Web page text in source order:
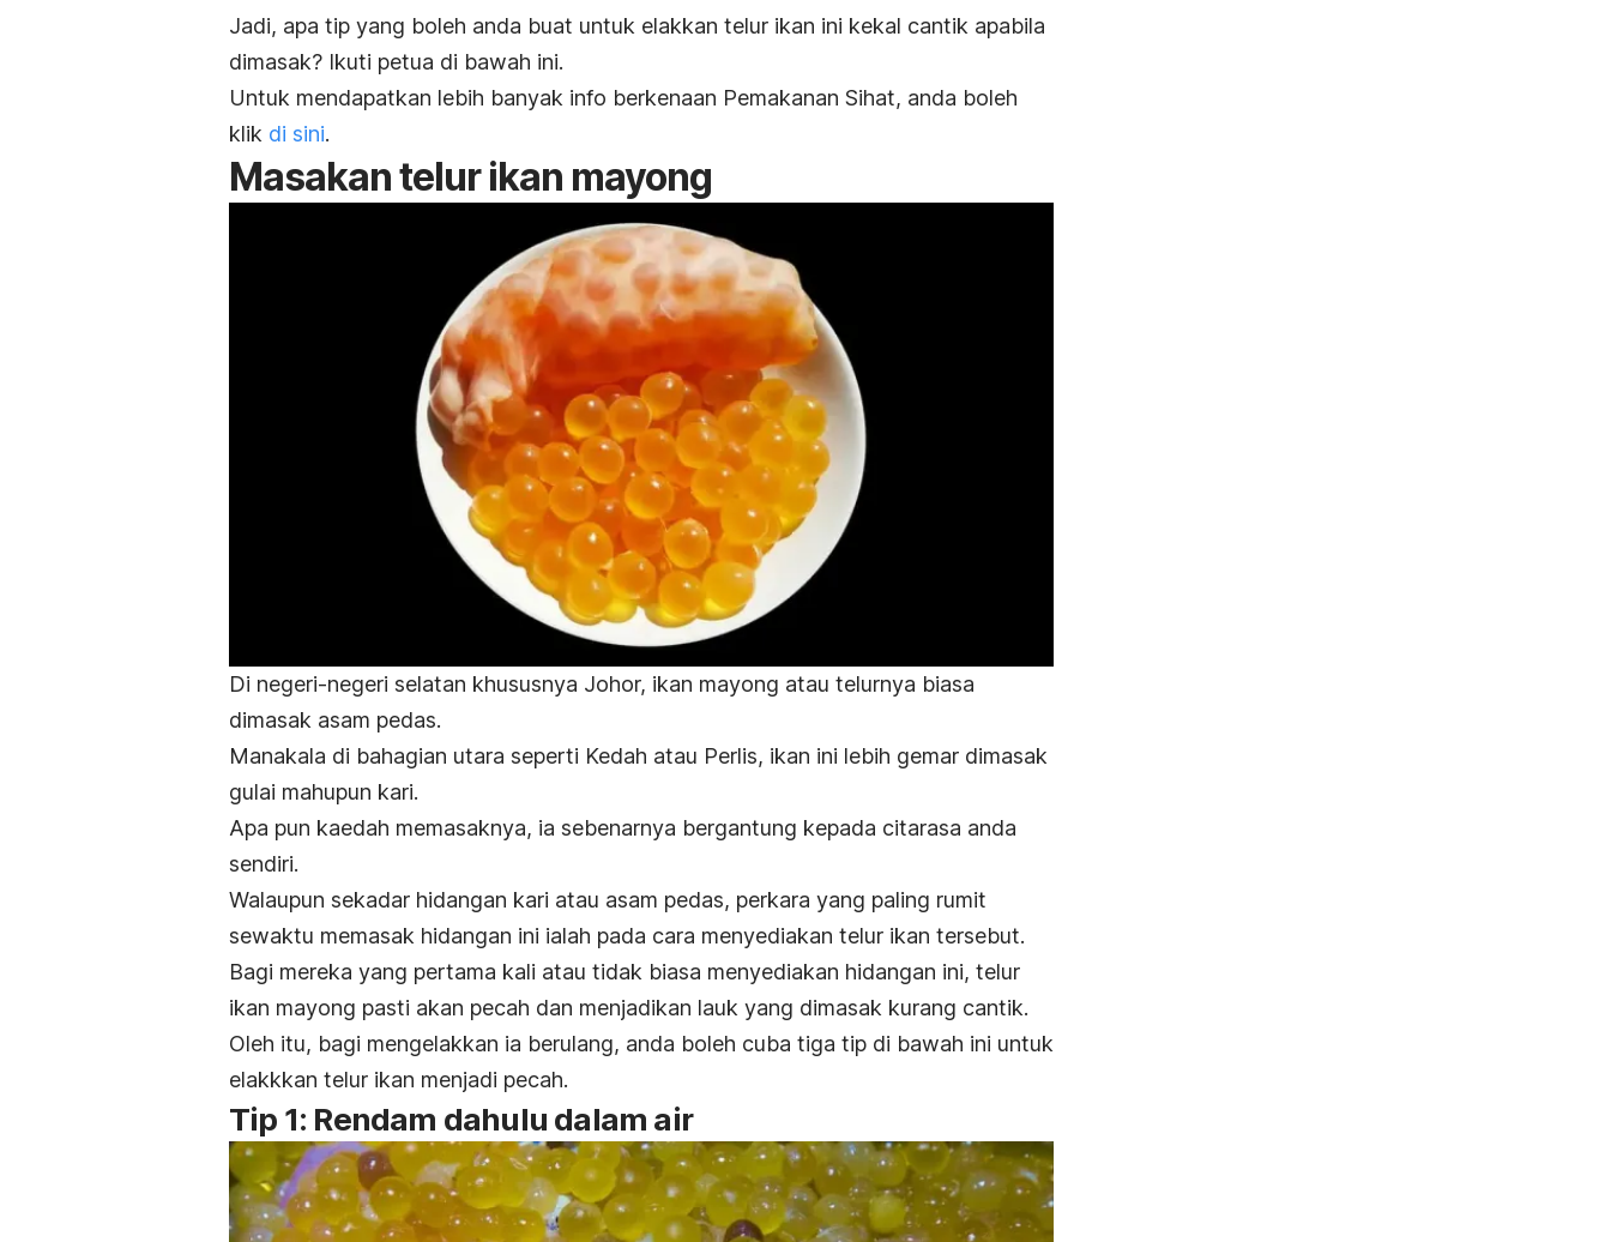
Jadi, apa tip yang boleh anda buat untuk elakkan telur ikan ini kekal cantik apabila
dimasak? Ikuti petua di bawah ini.
Untuk mendapatkan lebih banyak info berkenaan Pemakanan Sihat, anda boleh
klik di sini.
Masakan telur ikan mayong
Di negeri-negeri selatan khususnya Johor, ikan mayong atau telurnya biasa
dimasak asam pedas.
Manakala di bahagian utara seperti Kedah atau Perlis, ikan ini lebih gemar dimasak
gulai mahupun kari.
Apa pun kaedah memasaknya, ia sebenarnya bergantung kepada citarasa anda
sendiri.
Walaupun sekadar hidangan kari atau asam pedas, perkara yang paling rumit
sewaktu memasak hidangan ini ialah pada cara menyediakan telur ikan tersebut.
Bagi mereka yang pertama kali atau tidak biasa menyediakan hidangan ini, telur
ikan mayong pasti akan pecah dan menjadikan lauk yang dimasak kurang cantik.
Oleh itu, bagi mengelakkan ia berulang, anda boleh cuba tiga tip di bawah ini untuk
elakkkan telur ikan menjadi pecah.
Tip 1: Rendam dahulu dalam air